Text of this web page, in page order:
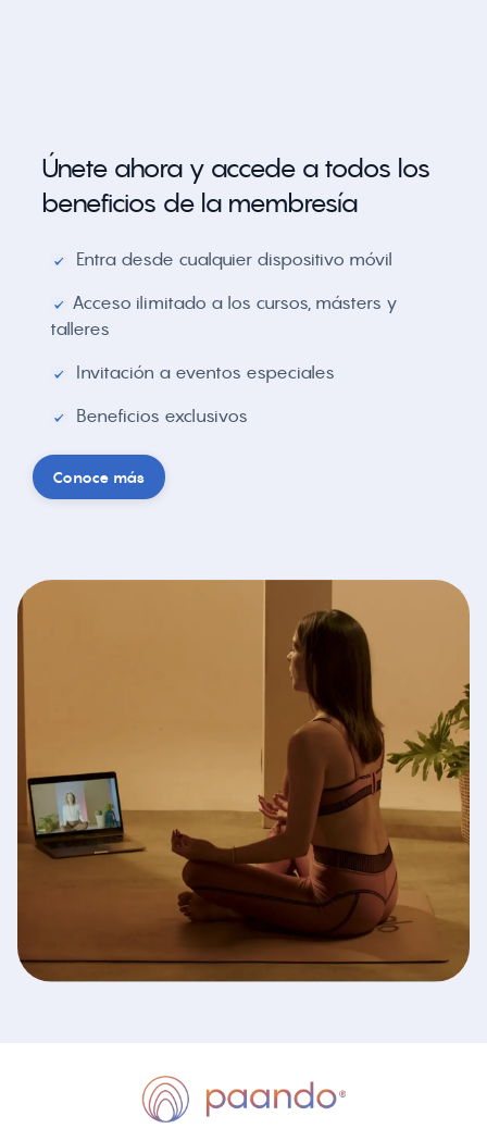
Únete ahora y accede a todos los
beneficios de la membresía
Entra desde cualquier dispositivo móvil
Acceso ilimitado a los cursos, másters y
talleres
Invitación a eventos especiales
Beneficios exclusivos
Conoce más